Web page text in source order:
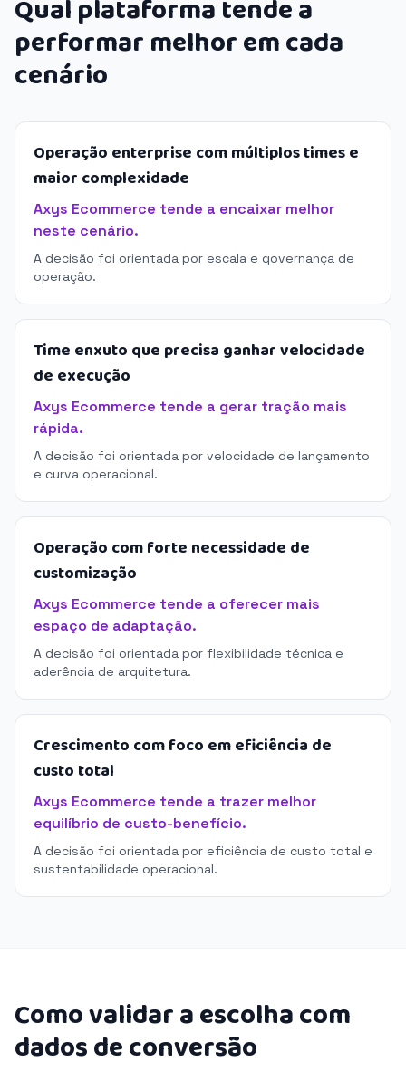
Qual plataforma tende a
performar melhor em cada
cenário
Operação enterprise com múltiplos times e
maior complexidade
Axys Ecommerce tende a encaixar melhor
neste cenário.
A decisão foi orientada por escala e governança de
operação.
Time enxuto que precisa ganhar velocidade
de execução
Axys Ecommerce tende a gerar tração mais
rápida.
A decisão foi orientada por velocidade de lançamento
e curva operacional.
Operação com forte necessidade de
customização
Axys Ecommerce tende a oferecer mais
espaço de adaptação.
A decisão foi orientada por flexibilidade técnica e
aderência de arquitetura.
Crescimento com foco em eficiência de
custo total
Axys Ecommerce tende a trazer melhor
equilíbrio de custo-benefício.
A decisão foi orientada por eficiência de custo total e
sustentabilidade operacional.
Como validar a escolha com
dados de conversão